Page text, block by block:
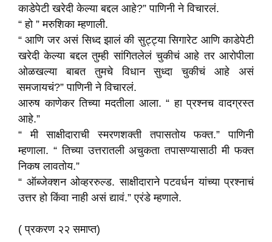
काडेपेटी खरेदी केल्या बद्दल आहे?” पाणिनी ने विचारलं.
“ हो ” मरुशिका म्हणाली.
“ आणि जर असं सिध्द झालं की सुट्ट्या सिगारेट आणि काडेपेटी
खरेदी केल्या बद्दल तुम्ही सांगितलेलं चुकीचं आहे तर आरोपीला
ओळखल्या बाबत तुमचे विधान सुध्दा चुकीचं आहे असं
समजायचं?” पाणिनी ने विचारलं.
आरुष काणेकर तिच्या मदतीला आला. “ हा प्रश्नच वादग्रस्त
आहे.”
“ मी साक्षीदाराची स्मरणशक्ती तपासतोय फक्त.” पाणिनी
म्हणाला. “ तिच्या उत्तरातली अचुकता तपासण्यासाठी मी फक्त
निकष लावतोय.”
“ ऑब्जेक्शन ओव्हररुल्ड. साक्षीदाराने पटवर्धन यांच्या प्रश्नाचं
उत्तर हो किंवा नाही असं द्यावं.” एरंडे म्हणाले.
( प्रकरण २२ समाप्त)